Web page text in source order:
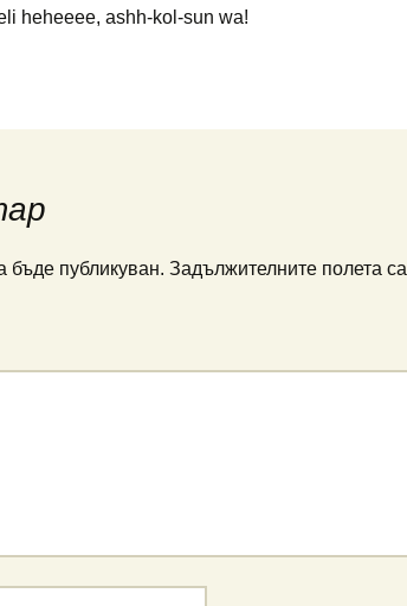
heheeee, ashh-kol-sun wa!
публикуван. Задължителните полета са